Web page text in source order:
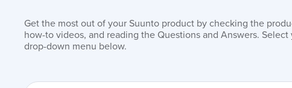
Get the most out of your Suunto product by checking the
how-to videos, and reading the Questions and Answers.
drop-down menu below.